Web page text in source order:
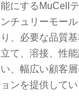
にするMuCell
チュリーモー
、必要な品質
て、溶接、性
、幅広い顧客
ンを提供してい